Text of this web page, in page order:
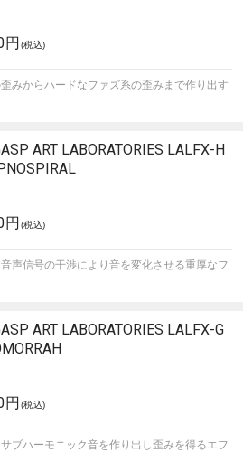
円 (税込)
みからハードなファズ系の歪みまで作り出す
ART LABORATORIES LALFX-H
円 (税込)
声信号の干渉により音を変化させる重厚なフ
ART LABORATORIES LALFX-G
円 (税込)
ブハーモニック音を作り出し歪みを得るエフ